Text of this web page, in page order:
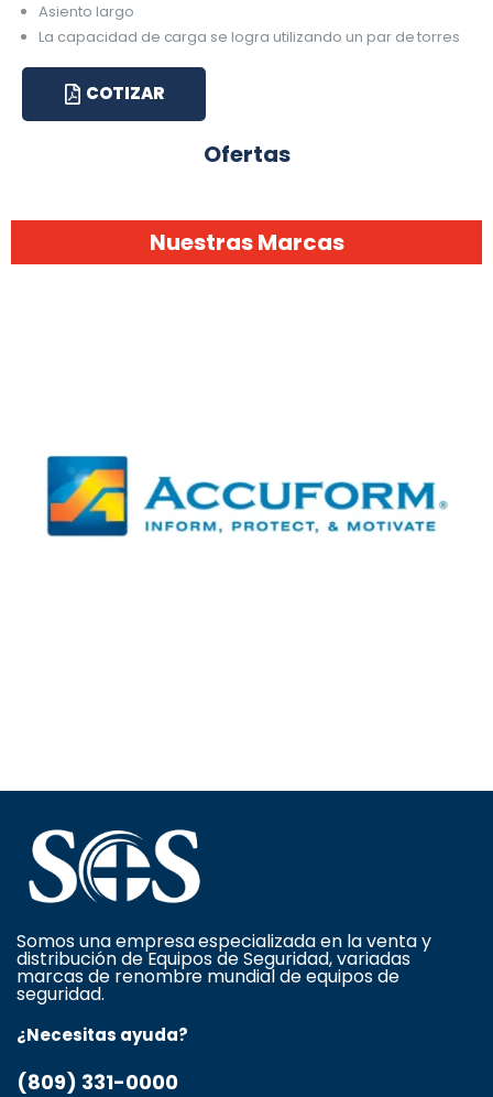
Asiento largo
La capacidad de carga se logra utilizando un par de torres
COTIZAR
Ofertas
Nuestras Marcas
Somos una empresa especializada en la venta y
distribución de Equipos de Seguridad, variadas
marcas de renombre mundial de equipos de
seguridad.
¿Necesitas ayuda?
(809) 331-0000